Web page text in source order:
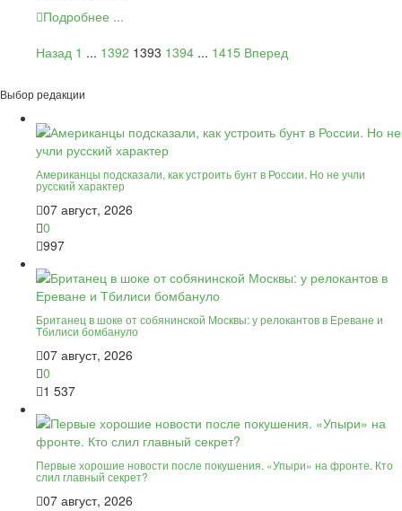
Подробнее ...
Назад 1 ... 1392 1393 1394 ... 1415 Вперед
Выбор редакции
Американцы подсказали, как устроить бунт в России. Но не учли
русский характер
07 август, 2026
0
997
Британец в шоке от собянинской Москвы: у релокантов в Ереване и
Тбилиси бомбануло
07 август, 2026
0
1 537
Первые хорошие новости после покушения. «Упыри» на фронте. Кто
слил главный секрет?
07 август, 2026